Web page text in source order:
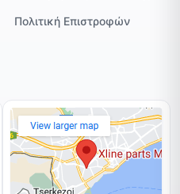
Πολιτική Επιστροφών